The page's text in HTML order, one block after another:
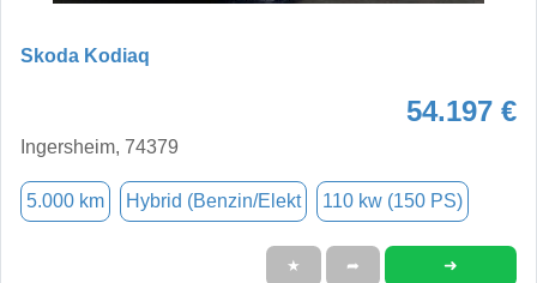
Skoda Kodiaq
54.197 €
Ingersheim, 74379
5.000 km Hybrid (Benzin/Elekt 110 kw (150 PS)
★ ➦ ➜